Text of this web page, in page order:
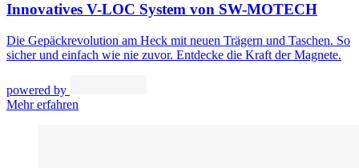
Innovatives V-LOC System von SW-MOTECH
Die Gepäckrevolution am Heck mit neuen Trägern und Taschen. So
sicher und einfach wie nie zuvor. Entdecke die Kraft der Magnete.
powered by
Mehr erfahren